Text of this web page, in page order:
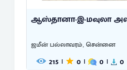
ஆஸ்தானா-இ-மவுலா
ஜமீன் பல்லாவரம், சென்னை
215 | 0 | 0 | 0